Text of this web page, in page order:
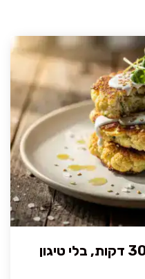
כרובית לביבות בתנור ב-30 דקות, בלי טיגון